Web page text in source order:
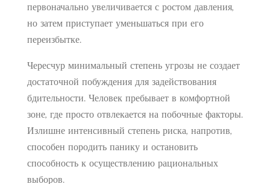
первоначально увеличивается с ростом давления,
но затем приступает уменьшаться при его
переизбытке.
Чересчур минимальный степень угрозы не создает
достаточной побуждения для задействования
бдительности. Человек пребывает в комфортной
зоне, где просто отвлекается на побочные факторы.
Излишне интенсивный степень риска, напротив,
способен породить панику и остановить
способность к осуществлению рациональных
выборов.